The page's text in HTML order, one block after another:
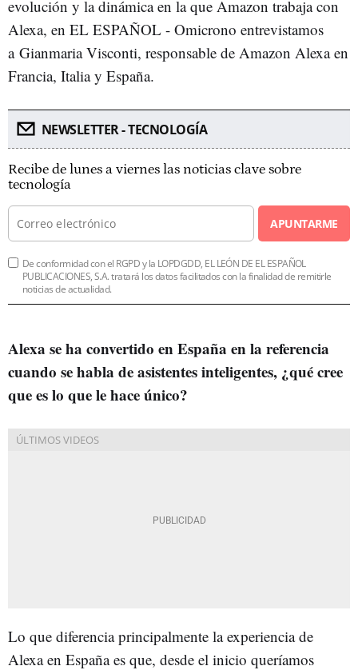
evolución y la dinámica en la que Amazon trabaja con
Alexa, en EL ESPAÑOL - Omicrono entrevistamos
a Gianmaria Visconti, responsable de Amazon Alexa en
Francia, Italia y España.
NEWSLETTER - TECNOLOGÍA
Recibe de lunes a viernes las noticias clave sobre
tecnología
APUNTARME
De conformidad con el RGPD y la LOPDGDD, EL LEÓN DE EL ESPAÑOL
PUBLICACIONES, S.A. tratará los datos facilitados con la finalidad de remitirle
noticias de actualidad.
Alexa se ha convertido en España en la referencia
cuando se habla de asistentes inteligentes, ¿qué cree
que es lo que le hace único?
Lo que diferencia principalmente la experiencia de
Alexa en España es que, desde el inicio queríamos